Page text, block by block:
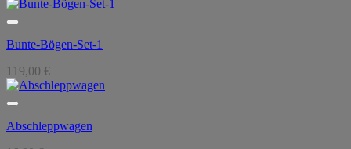
Bunte-Bögen-Set-1
119,00 €
Abschleppwagen